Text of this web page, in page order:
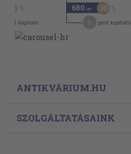
50
pont kapható
680 ,-Ft 30
pont kapható
ANTIKVÁRIUM.HU
SZOLGÁLTATÁSAINK